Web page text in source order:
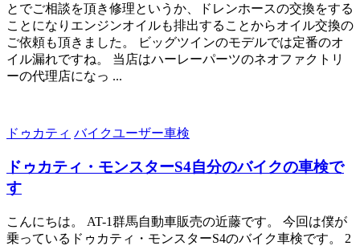
とでご相談を頂き修理というか、ドレンホースの交換をする
ことになりエンジンオイルも排出することからオイル交換の
ご依頼も頂きました。 ビッグツインのモデルでは定番のオ
イル漏れですね。 当店はハーレーパーツのネオファクトリ
ーの代理店になっ ...
ドゥカティ バイクユーザー車検
ドゥカティ・モンスターS4自分のバイクの車検で
す
こんにちは。 AT-1群馬自動車販売の近藤です。 今回は僕が
乗っているドゥカティ・モンスターS4のバイク車検です。 2